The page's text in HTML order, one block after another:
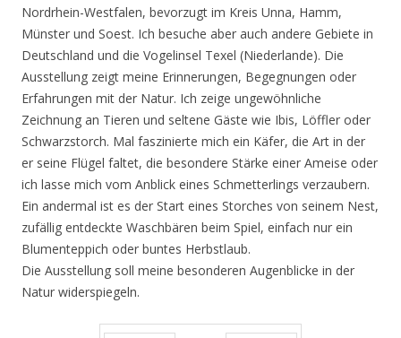
Nordrhein-Westfalen, bevorzugt im Kreis Unna, Hamm,
Münster und Soest. Ich besuche aber auch andere Gebiete in
Deutschland und die Vogelinsel Texel (Niederlande). Die
Ausstellung zeigt meine Erinnerungen, Begegnungen oder
Erfahrungen mit der Natur. Ich zeige ungewöhnliche
Zeichnung an Tieren und seltene Gäste wie Ibis, Löffler oder
Schwarzstorch. Mal faszinierte mich ein Käfer, die Art in der
er seine Flügel faltet, die besondere Stärke einer Ameise oder
ich lasse mich vom Anblick eines Schmetterlings verzaubern.
Ein andermal ist es der Start eines Storches von seinem Nest,
zufällig entdeckte Waschbären beim Spiel, einfach nur ein
Blumenteppich oder buntes Herbstlaub.
Die Ausstellung soll meine besonderen Augenblicke in der
Natur widerspiegeln.